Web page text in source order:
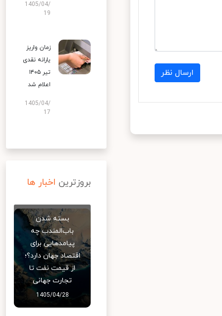
ارسال نظر
1405/04/
19
زمان واریز
یارانه نقدی
تیر ۱۴۰۵
اعلام شد
1405/04/
17
بروزترین اخبار ها
بسته شدن
باب‌المندب چه
پیامدهایی برای
اقتصاد جهان دارد؟؛
از قیمت نفت تا
تجارت جهانی
1405/04/28